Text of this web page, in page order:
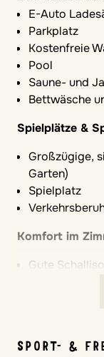
E-Auto
Parkplatz
Kostenfreie
Pool
Saune- und
Bettwäsche
Spielplätze &
Großzügige,
Garten)
Spielplatz
Komfort im
Gute
Babybett
SPORT- &